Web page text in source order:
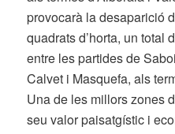
provocarà la desaparició
quadrats d’horta, un total
entre les partides de
Calvet i Masquefa, als
Una de les millorszones
seu valor paisatgístic i